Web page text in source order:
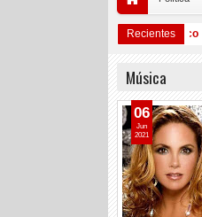
Recientes
(1962): Presidenta de México
Música
06
Jun
2021